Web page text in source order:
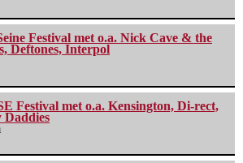
Festival met o.a. Nick Cave & the
Deftones, Interpol
Festival met o.a. Kensington, Di-rect,